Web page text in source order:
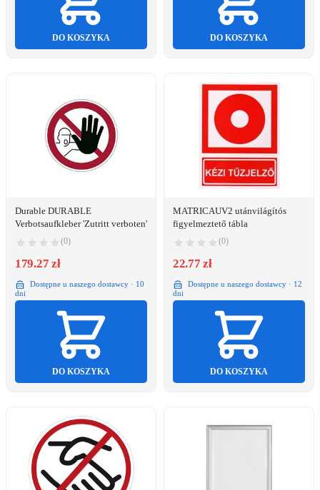
DO KOSZYKA DO KOSZYKA
Durable DURABLE
Verbotsaufkleber 'Zutritt verboten'
(0)
179.27 zł
Dostępne u naszego dostawcy · 10
dni
DO KOSZYKA
MATRICAUV2 utánvilágítós
figyelmeztető tábla
(0)
22.77 zł
Dostępne u naszego dostawcy · 12
dni
DO KOSZYKA